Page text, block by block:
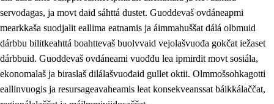
2. Oahppama prinsihpat, ovdáneapmi ja oahppahábmen
servodagas, ja movt daid sáhttá dustet. Guoddevaš ovdáneapmi
mearkkaša suodjalit eallima eatnamis ja áimmahuššat dálá olbmuid
dárbbu bilitkeahttá boahttevaš buolvvaid vejolašvuođa gokčat iežaset
dárbbuid. Guoddevaš ovdáneami vuođđu lea ipmirdit movt sosiála,
ekonomalaš ja biraslaš dilálašvuođaid gullet oktii. Olmmošsohkagotti
eallinvuogis ja resursageavaheamis leat konsekveanssat báikkálaččat,